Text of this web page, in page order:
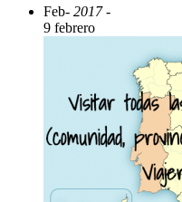
Feb- 2017 -
9 febrero